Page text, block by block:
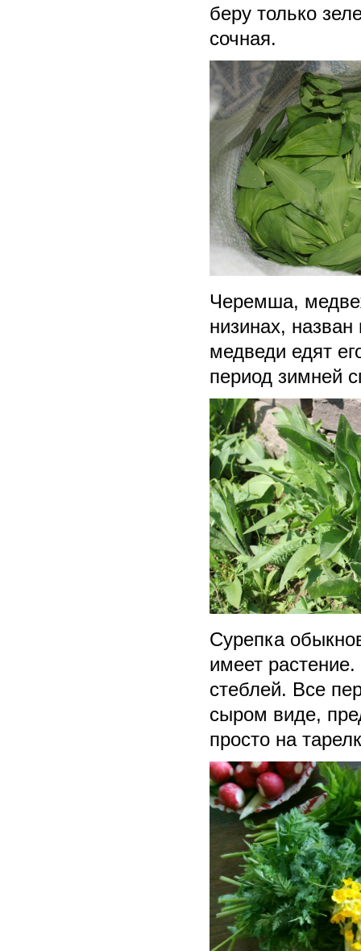
беру только
сочная.
Черемша,
низинах,
медведи едят
период зимней
Сурепка
имеет
стеблей. Все
сыром виде,
просто на